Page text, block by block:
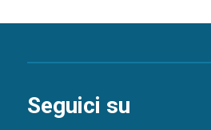
Seguici su